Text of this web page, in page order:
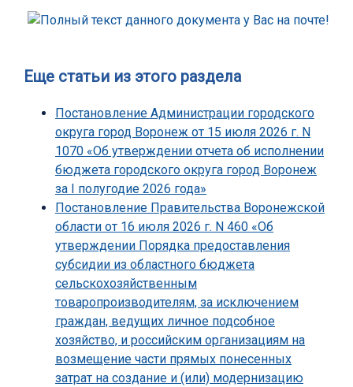
Еще статьи из этого раздела
Постановление Администрации городского
округа город Воронеж от 15 июля 2026 г. N
1070 «Об утверждении отчета об исполнении
бюджета городского округа город Воронеж
за I полугодие 2026 года»
Постановление Правительства Воронежской
области от 16 июля 2026 г. N 460 «Об
утверждении Порядка предоставления
субсидии из областного бюджета
сельскохозяйственным
товаропроизводителям, за исключением
граждан, ведущих личное подсобное
хозяйство, и российским организациям на
возмещение части прямых понесенных
затрат на создание и (или) модернизацию